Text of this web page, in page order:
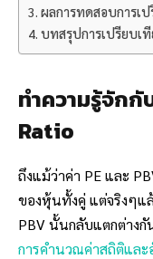
ผลการทดสอบการเป
บทสรุปการเปรียบเ
ทำความรู้จักกั
Ratio
ถึงแม้ว่าค่า PE และ
ของหุ้นทั้งคู่ แต่จริงๆแ
PBV นั้นกลับแตกต่างกั
การคำนวณค่าสถิติและ